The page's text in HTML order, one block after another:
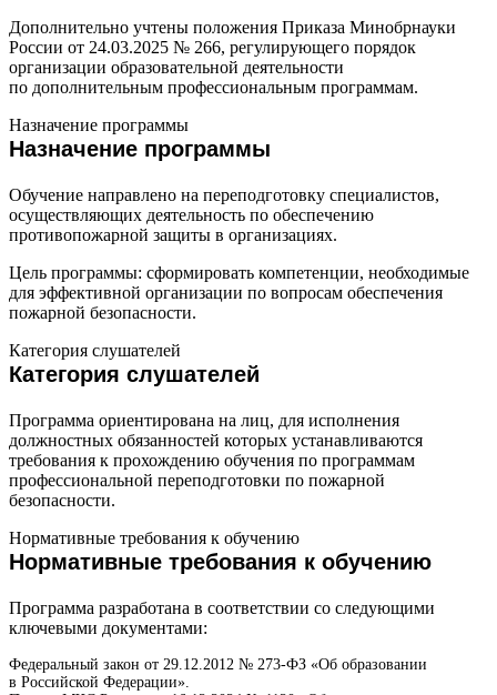
Дополнительно учтены положения Приказа Минобрнауки
России от 24.03.2025 № 266, регулирующего порядок
организации образовательной деятельности
по дополнительным профессиональным программам.
Назначение программы
Назначение программы
Обучение направлено на переподготовку специалистов,
осуществляющих деятельность по обеспечению
противопожарной защиты в организациях.
Цель программы: сформировать компетенции, необходимые
для эффективной организации по вопросам обеспечения
пожарной безопасности.
Категория слушателей
Категория слушателей
Программа ориентирована на лиц, для исполнения
должностных обязанностей которых устанавливаются
требования к прохождению обучения по программам
профессиональной переподготовки по пожарной
безопасности.
Нормативные требования к обучению
Нормативные требования к обучению
Программа разработана в соответствии со следующими
ключевыми документами:
Федеральный закон от 29.12.2012 № 273-ФЗ «Об образовании
в Российской Федерации».